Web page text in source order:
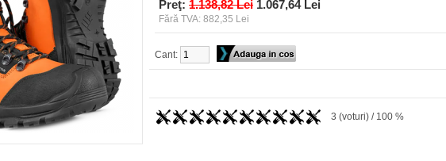
Preţ: 1.138,82 Lei 1.067,64 Lei
Fără TVA: 882,35 Lei
Cant:
3 (voturi) / 100 %